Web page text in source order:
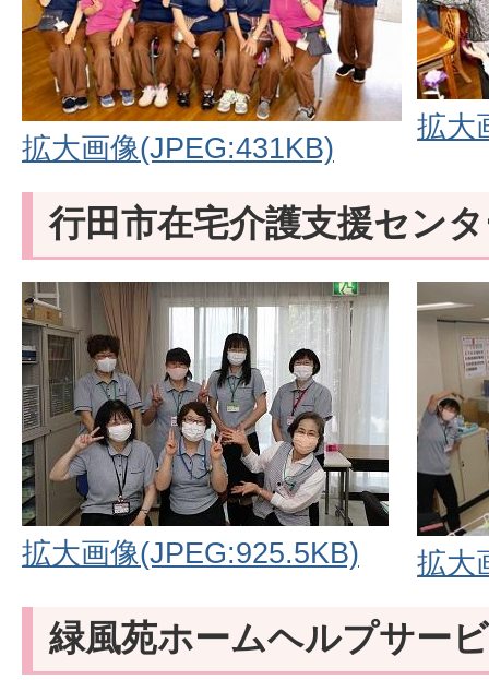
拡大画像(JPEG:431KB)
拡大
行田市在宅介護支援セン
拡大画像(JPEG:925.5KB) 拡大
緑風苑ホームヘルプサー